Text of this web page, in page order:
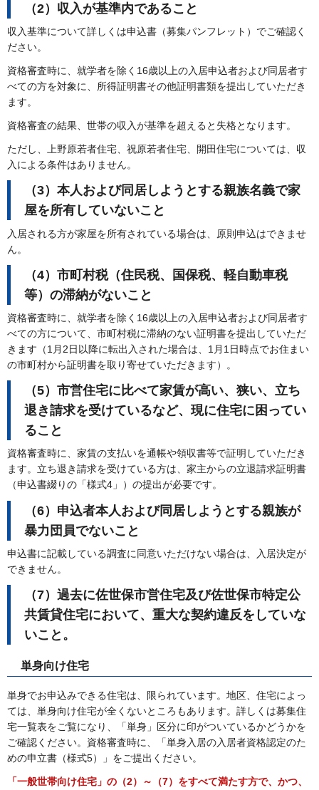
（2）収入が基準内であること
収入基準について詳しくは申込書（募集パンフレット）でご確認く
ださい。
資格審査時に、就学者を除く16歳以上の入居申込者および同居者す
べての方を対象に、所得証明書その他証明書類を提出していただき
ます。
資格審査の結果、世帯の収入が基準を超えると失格となります。
ただし、上野原若者住宅、祝原若者住宅、開田住宅については、収
入による条件はありません。
（3）本人および同居しようとする親族名義で家
屋を所有していないこと
入居される方が家屋を所有されている場合は、原則申込はできませ
ん。
（4）市町村税（住民税、国保税、軽自動車税
等）の滞納がないこと
資格審査時に、就学者を除く16歳以上の入居申込者および同居者す
べての方について、市町村税に滞納のない証明書を提出していただ
きます（1月2日以降に転出入された場合は、1月1日時点でお住まい
の市町村から証明書を取り寄せていただきます）。
（5）市営住宅に比べて家賃が高い、狭い、立ち
退き請求を受けているなど、現に住宅に困ってい
ること
資格審査時に、家賃の支払いを通帳や領収書等で証明していただき
ます。立ち退き請求を受けている方は、家主からの立退請求証明書
（申込書綴りの「様式4」）の提出が必要です。
（6）申込者本人および同居しようとする親族が
暴力団員でないこと
申込書に記載している調査に同意いただけない場合は、入居決定が
できません。
（7）過去に佐世保市営住宅及び佐世保市特定公
共賃貸住宅において、重大な契約違反をしていな
いこと。
単身向け住宅
単身でお申込みできる住宅は、限られています。地区、住宅によっ
ては、単身向け住宅が全くないところもあります。詳しくは募集住
宅一覧表をご覧になり、「単身」区分に印がついているかどうかを
ご確認ください。資格審査時に、「単身入居の入居者資格認定のた
めの申立書（様式5）」をご提出ください。
「一般世帯向け住宅」の（2）～（7）をすべて満たす方で、かつ、